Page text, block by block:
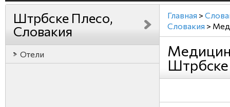
Штрбске Плесо,
Словакия
Отели
Главная >
Словакия >
Штрбске